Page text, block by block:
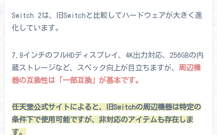
Switch 2は、旧Switchと比較してハードウェアが大きく進
化しています。
7.9インチのフルHDディスプレイ、4K出力対応、256GBの内
蔵ストレージなど、スペック向上が目立ちますが、 周辺機
器の互換性は「一部互換」が基本です。
任天堂公式サイトによると、旧Switchの周辺機器は特定の
条件下で使用可能ですが、非対応のアイテムも存在しま
す。